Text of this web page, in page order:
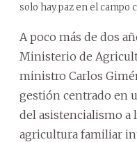
solo hay paz en el campo
A poco más de dos
Ministerio de
ministro Carlos
gestión centrado en
del asistencialismo a
agricultura familiar